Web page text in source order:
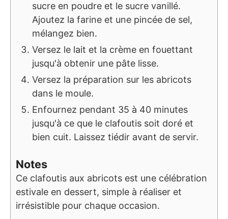
sucre en poudre et le sucre vanillé.
Ajoutez la farine et une pincée de sel,
mélangez bien.
Versez le lait et la crème en fouettant
jusqu'à obtenir une pâte lisse.
Versez la préparation sur les abricots
dans le moule.
Enfournez pendant 35 à 40 minutes
jusqu'à ce que le clafoutis soit doré et
bien cuit. Laissez tiédir avant de servir.
Notes
Ce clafoutis aux abricots est une célébration
estivale en dessert, simple à réaliser et
irrésistible pour chaque occasion.